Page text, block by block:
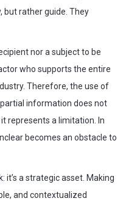
but rather guide. They
nor a subject to be
who supports the entire
Therefore, the use of
information does not
represents a limitation. In
becomes an obstacle to
it’s a strategic asset. Making
and contextualized